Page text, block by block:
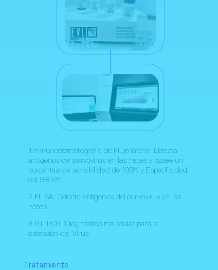
1.Inmunocromatografía de Flujo lateral: Detecta
antígenos del parvovirus en las heces y posee un
porcentaje de sensibilidad de 100% y Especificidad
del 98,8%.
2.ELISA: Detecta antígenos del parvovirus en las
heces.
3.RT-PCR: Diagnóstico molecular para la
detección del Virus.
Tratamiento